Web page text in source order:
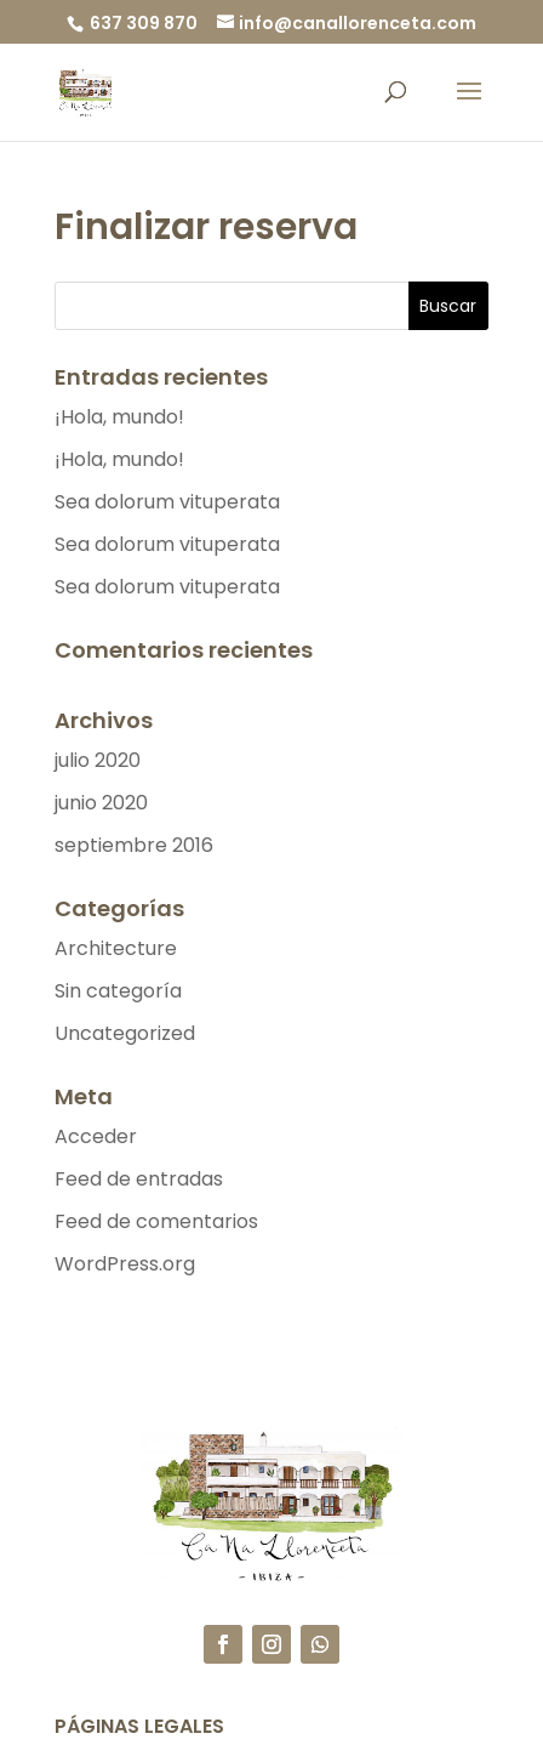
637 309 870 info@canallorenceta.com
Finalizar reserva
Entradas recientes
¡Hola, mundo!
¡Hola, mundo!
Sea dolorum vituperata
Sea dolorum vituperata
Sea dolorum vituperata
Comentarios recientes
Archivos
julio 2020
junio 2020
septiembre 2016
Categorías
Architecture
Sin categoría
Uncategorized
Meta
Acceder
Feed de entradas
Feed de comentarios
WordPress.org
PÁGINAS LEGALES